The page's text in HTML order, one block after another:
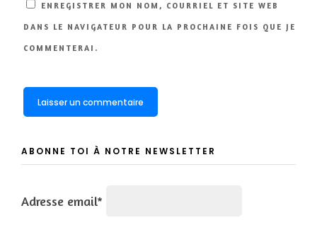
ENREGISTRER MON NOM, COURRIEL ET SITE WEB
DANS LE NAVIGATEUR POUR LA PROCHAINE FOIS QUE JE
COMMENTERAI.
ABONNE TOI À NOTRE NEWSLETTER
Adresse email*